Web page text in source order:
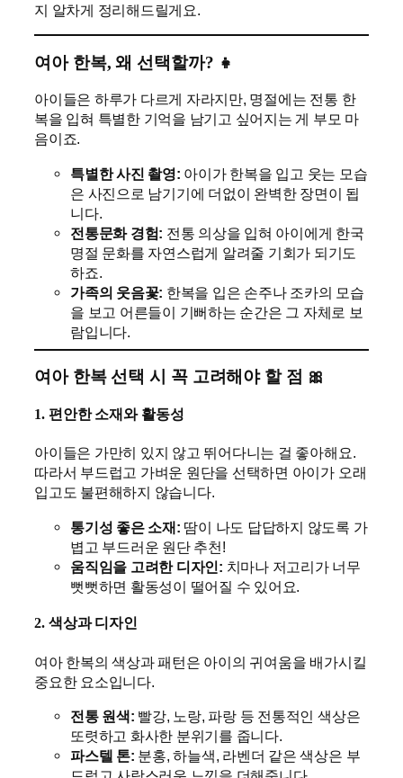
지 알차게 정리해드릴게요.
여아 한복, 왜 선택할까? 👧
아이들은 하루가 다르게 자라지만, 명절에는 전통 한
복을 입혀 특별한 기억을 남기고 싶어지는 게 부모 마
음이죠.
특별한 사진 촬영: 아이가 한복을 입고 웃는 모습
은 사진으로 남기기에 더없이 완벽한 장면이 됩
니다.
전통문화 경험: 전통 의상을 입혀 아이에게 한국
명절 문화를 자연스럽게 알려줄 기회가 되기도
하죠.
가족의 웃음꽃: 한복을 입은 손주나 조카의 모습
을 보고 어른들이 기뻐하는 순간은 그 자체로 보
람입니다.
여아 한복 선택 시 꼭 고려해야 할 점 🎀
1. 편안한 소재와 활동성
아이들은 가만히 있지 않고 뛰어다니는 걸 좋아해요.
따라서 부드럽고 가벼운 원단을 선택하면 아이가 오래
입고도 불편해하지 않습니다.
통기성 좋은 소재: 땀이 나도 답답하지 않도록 가
볍고 부드러운 원단 추천!
움직임을 고려한 디자인: 치마나 저고리가 너무
뻣뻣하면 활동성이 떨어질 수 있어요.
2. 색상과 디자인
여아 한복의 색상과 패턴은 아이의 귀여움을 배가시킬
중요한 요소입니다.
전통 원색: 빨강, 노랑, 파랑 등 전통적인 색상은
또렷하고 화사한 분위기를 줍니다.
파스텔 톤: 분홍, 하늘색, 라벤더 같은 색상은 부